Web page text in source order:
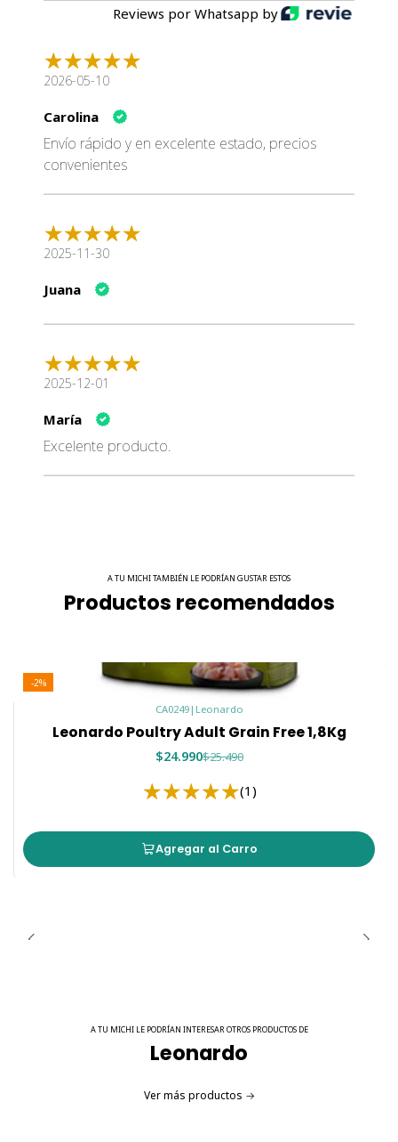
110 - 130
Leonardo Adult Poultry GF es más que un simple alimento;
es una inversión en la salud y felicidad de tu gato. Con una
nutrición completa y equilibrada, promoviendo una vida
activa y saludable. No comprometas la calidad de vida de
tu mascota, elige Leonardo Adult Poultry GF hoy mismo.
Reviews por Whatsapp by
2026-05-10
Carolina
Envío rápido y en excelente estado, precios
convenientes
2025-11-30
Juana
2025-12-01
María
Excelente producto.
A TU MICHI TAMBIÉN LE PODRÍAN GUSTAR ESTOS
Productos recomendados
-2%
CA0249| Leonardo
Leonardo Poultry Adult Grain Free 1,8Kg
$24.990$25.490
(1)
Agregar al Carro
A TU MICHI LE PODRÍAN INTERESAR OTROS PRODUCTOS DE
Leonardo
Ver más productos